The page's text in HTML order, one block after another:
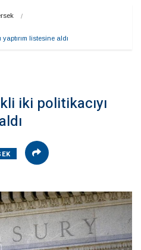
listesine aldı
iki politikacıyı